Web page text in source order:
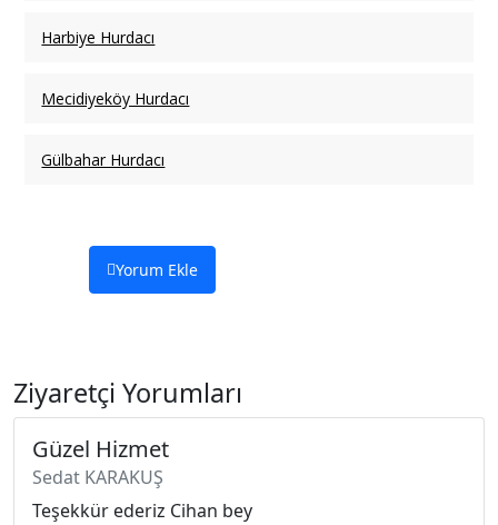
Harbiye Hurdacı
Mecidiyeköy Hurdacı
Gülbahar Hurdacı
Yorum Ekle
Ziyaretçi Yorumları
Güzel Hizmet
Sedat KARAKUŞ
Teşekkür ederiz Cihan bey